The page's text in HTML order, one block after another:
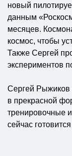
новый
данным
месяцев.
космос, чтобы
Также Сергей
экспериментов
Сергей Рыжиков
в прекрасной
тренировочные
сейчас готовится